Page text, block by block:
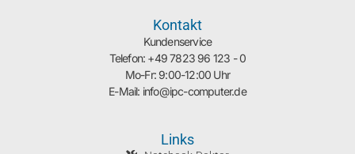
Kontakt
Kundenservice
Telefon: +49 7823 96 123 - 0
Mo-Fr: 9:00-12:00 Uhr
E-Mail: info@ipc-computer.de
Links